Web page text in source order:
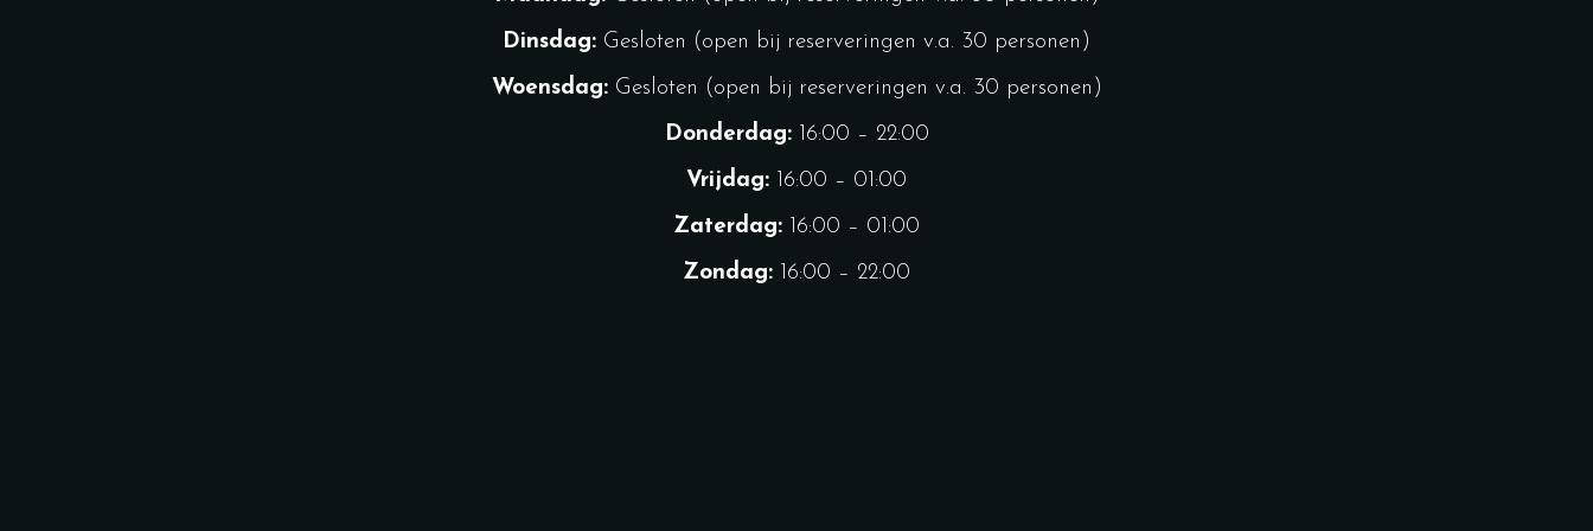
Dinsdag: Gesloten (open bij reserveringen v.a. 30 personen)
Woensdag:Gesloten (open bij reserveringen v.a. 30 personen)
Donderdag:16:00 – 22:00
Vrijdag: 16:00 – 01:00
Zaterdag: 16:00 – 01:00
Zondag: 16:00 – 22:00